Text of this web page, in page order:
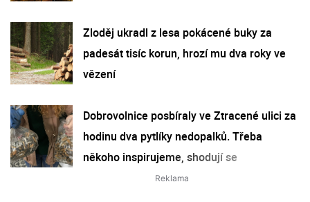
Zloděj ukradl z lesa pokácené buky za
padesát tisíc korun, hrozí mu dva roky ve
vězení
Dobrovolnice posbíraly ve Ztracené ulici za
hodinu dva pytlíky nedopalků. Třeba
někoho inspirujeme, shodují se